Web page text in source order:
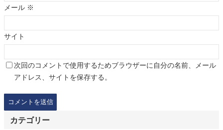
メール ※
サイト
次回のコメントで使用するためブラウザーに自分の名前、メール
アドレス、サイトを保存する。
カテゴリー